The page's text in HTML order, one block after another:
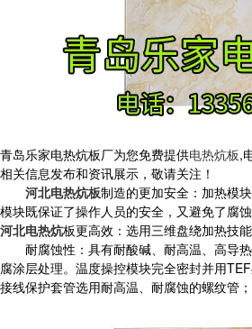
青岛乐家电热炕板厂为您免费提供电热炕板,
相关信息发布和资讯展示，敬请关注！
河北电热炕板制造的更加安全：加热模
模块既保证了操作人员的安全，又避免了腐
河北电热炕板更高效：选用三维盘绕加热技
耐腐蚀性：具有耐酸碱、耐高温、高导
腐涂层处理。温度操控模块完全密封并用
接线保护套管选用耐高温、耐腐蚀的螺纹管；